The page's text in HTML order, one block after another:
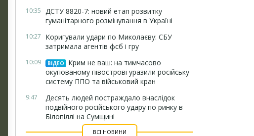
10:35 ДСТУ 8820-7: новий етап розвитку
гуманітарного розмінування в Україні
10:27
Коригували удари по Миколаєву: СБУ
затримала агентів фсб і гру
10:09 ВІДЕО
Крим не ваш: на тимчасово
окупованому півострові уразили російську
систему ППО та військовий кран
9:47
Десять людей постраждало внаслідок
подвійного російського удару по ринку в
Білопіллі на Сумщині
ВСІ НОВИНИ